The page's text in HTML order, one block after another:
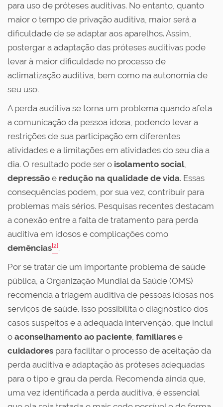
para uso de próteses auditivas. No entanto, quanto
maior o tempo de privação auditiva, maior será a
dificuldade de se adaptar aos aparelhos. Assim,
postergar a adaptação das próteses auditivas pode
levar à maior dificuldade no processo de
aclimatização auditiva, bem como na autonomia de
seu uso.
A perda auditiva se torna um problema quando afeta
a comunicação da pessoa idosa, podendo levar a
restrições de sua participação em diferentes
atividades e a limitações em atividades do seu dia a
dia. O resultado pode ser o isolamento social,
depressão e redução na qualidade de vida. Essas
consequências podem, por sua vez, contribuir para
problemas mais sérios. Pesquisas recentes destacam
a conexão entre a falta de tratamento para perda
auditiva em idosos e complicações como
demências[2].
Por se tratar de um importante problema de saúde
pública, a Organização Mundial da Saúde (OMS)
recomenda a triagem auditiva de pessoas idosas nos
serviços de saúde. Isso possibilita o diagnóstico dos
casos suspeitos e a adequada intervenção, que inclui
o aconselhamento ao paciente, familiares e
cuidadores para facilitar o processo de aceitação da
perda auditiva e adaptação às próteses adequadas
para o tipo e grau da perda. Recomenda ainda que,
uma vez identificada a perda auditiva, é essencial